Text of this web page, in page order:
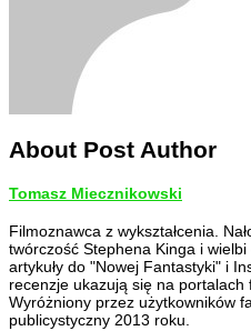
About Post Author
Tomasz Miecznikowski
Filmoznawca z wykształcenia.
twórczość Stephena Kinga i
artykuły do "Nowej Fantastyki" i
recenzje ukazują się na portalach
Wyróżniony przez użytkowników
publicystyczny 2013 roku.